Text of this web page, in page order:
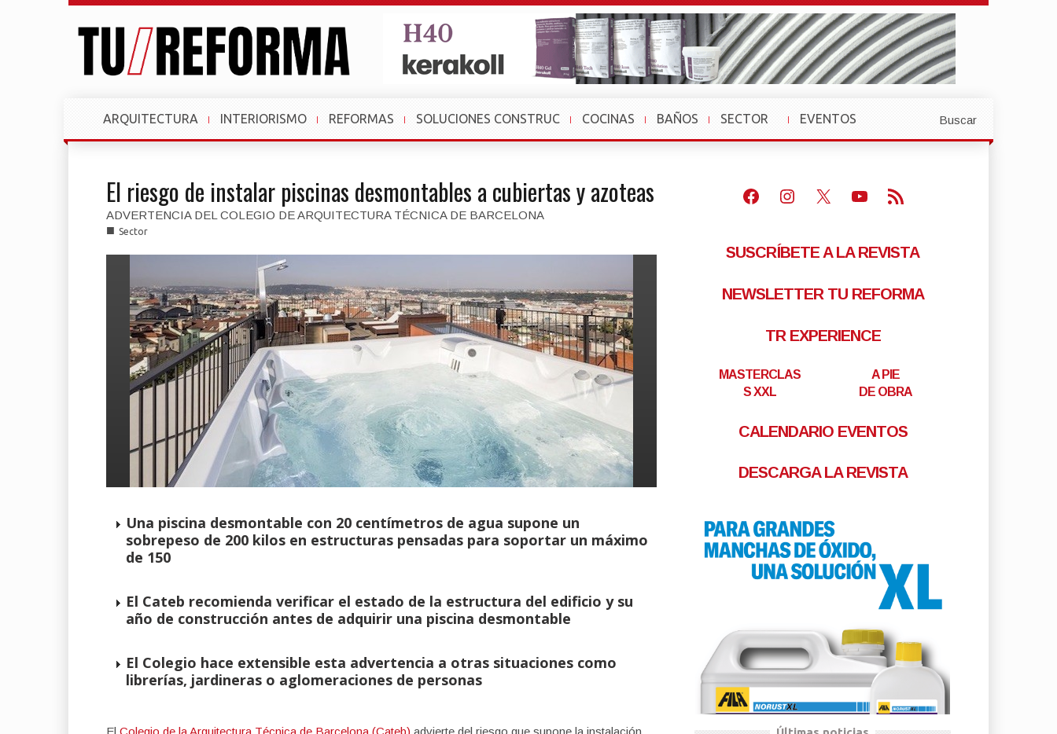
ARQUITECTURA INTERIORISMO REFORMAS SOLUCIONES CONSTRUC COCINAS BAÑOS
SECTOR
»
EVENTOS
»
Buscar
El riesgo de instalar piscinas desmontables a cubiertas y azoteas
ADVERTENCIA DEL COLEGIO DE ARQUITECTURA TÉCNICA DE BARCELONA
■ Sector
Una piscina desmontable con 20 centímetros de agua supone un
sobrepeso de 200 kilos en estructuras pensadas para soportar un máximo
de 150
El Cateb recomienda verificar el estado de la estructura del edificio y su
año de construcción antes de adquirir una piscina desmontable
El Colegio hace extensible esta advertencia a otras situaciones como
librerías, jardineras o aglomeraciones de personas
El Colegio de la Arquitectura Técnica de Barcelona (Cateb) advierte del riesgo que supone la instalación
Facebook
Instagram
X Youtube
Feed RSS
SUSCRÍBETE A LA REVISTA
NEWSLETTER TU REFORMA
TR EXPERIENCE
MASTERCLAS
S XXL
A PIE
DE OBRA
CALENDARIO EVENTOS
DESCARGA LA REVISTA